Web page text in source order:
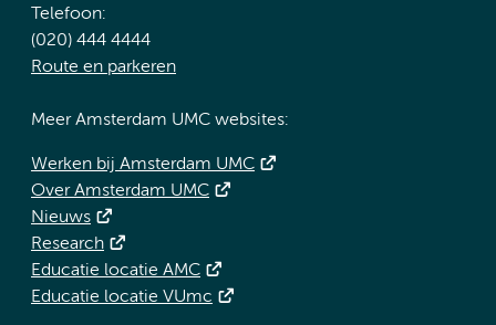
Telefoon:
(020) 444 4444
Route en parkeren
Meer Amsterdam UMC websites:
Werken bij Amsterdam UMC
Over Amsterdam UMC
Nieuws
Research
Educatie locatie AMC
Educatie locatie VUmc